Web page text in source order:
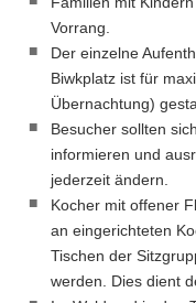
Vorrang.
Der einzelne
Biwkplatz ist für
Übernachtung)
Besucher sollten
informieren und
jederzeit ändern.
Kocher mit offener
an eingerichteten
Tischen der
werden. Dies dient